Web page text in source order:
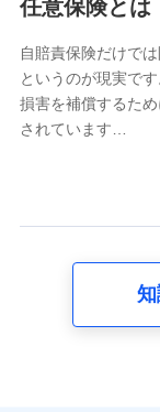
当社又は株式
又は株式会社
約状態・ご利
る情報、アプ
購入されたサ
する情報、ア
の内容、保
走行距離な
任意保険とは
自賠責保険だけで
というのが現実で
損害を補償するた
されています…